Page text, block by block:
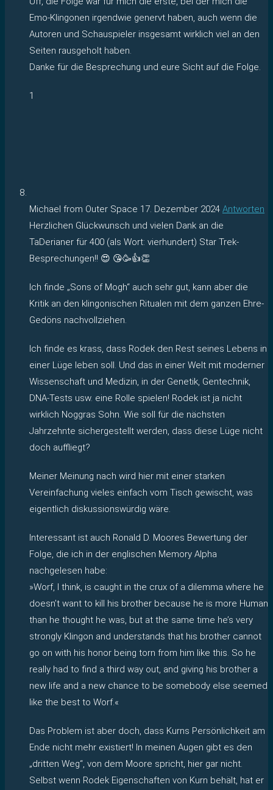
Emo-Klingonen irgendwie genervt haben, auch wenn die
Autoren und Schauspieler insgesamt wirklich viel an den
Seiten rausgeholt haben.
Danke für die Besprechung und eure Sicht auf die Folge.
1
Michael from Outer Space 17. Dezember 2024 Antworten
Herzlichen Glückwunsch und vielen Dank an die
TaDerianer für 400 (als Wort: vierhundert) Star Trek-
Besprechungen!! 😍 😘🥳👍👏
Ich finde „Sons of Mogh“ auch sehr gut, kann aber die
Kritik an den klingonischen Ritualen mit dem ganzen Ehre-
Gedöns nachvollziehen.
Ich finde es krass, dass Rodek den Rest seines Lebens in
einer Lüge leben soll. Und das in einer Welt mit moderner
Wissenschaft und Medizin, in der Genetik, Gentechnik,
DNA-Tests usw. eine Rolle spielen! Rodek ist ja nicht
wirklich Noggras Sohn. Wie soll für die nächsten
Jahrzehnte sichergestellt werden, dass diese Lüge nicht
doch auffliegt?
Meiner Meinung nach wird hier mit einer starken
Vereinfachung vieles einfach vom Tisch gewischt, was
eigentlich diskussionswürdig wäre.
Interessant ist auch Ronald D. Moores Bewertung der
Folge, die ich in der englischen Memory Alpha
nachgelesen habe:
»Worf, I think, is caught in the crux of a dilemma where he
doesn’t want to kill his brother because he is more Human
than he thought he was, but at the same time he’s very
strongly Klingon and understands that his brother cannot
go on with his honor being torn from him like this. So he
really had to find a third way out, and giving his brother a
new life and a new chance to be somebody else seemed
like the best to Worf.«
Das Problem ist aber doch, dass Kurns Persönlichkeit am
Ende nicht mehr existiert! In meinen Augen gibt es den
„dritten Weg“, von dem Moore spricht, hier gar nicht.
Selbst wenn Rodek Eigenschaften von Kurn behält, hat er